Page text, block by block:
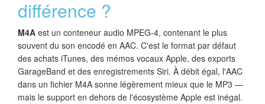
différence ?
M4A est un conteneur audio MPEG-4, contenant le plus
souvent du son encodé en AAC. C'est le format par défaut
des achats iTunes, des mémos vocaux Apple, des exports
GarageBand et des enregistrements Siri. À débit égal, l'AAC
dans un fichier M4A sonne légèrement mieux que le MP3 —
mais le support en dehors de l'écosystème Apple est inégal.